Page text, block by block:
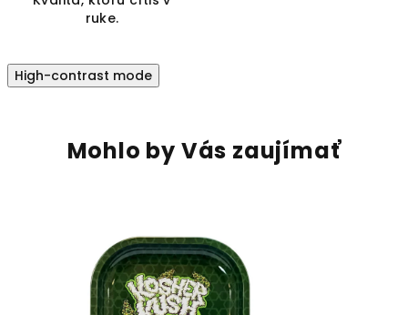
ruke.
High-contrast mode
Mohlo by Vás zaujímať